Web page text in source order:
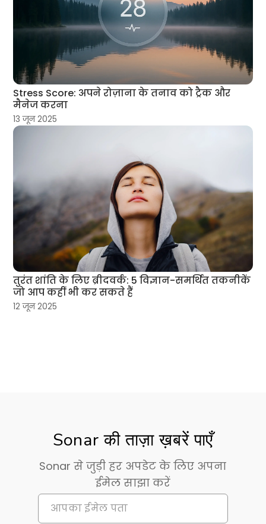
Stress Score: अपने रोज़ाना के तनाव को ट्रैक और
मैनेज करना
13 जून 2025
तुरंत शांति के लिए ब्रीदवर्क: 5 विज्ञान-समर्थित तकनीकें
जो आप कहीं भी कर सकते हैं
12 जून 2025
Sonar की ताज़ा ख़बरें पाएँ
Sonar से जुड़ी हर अपडेट के लिए अपना
ईमेल साझा करें